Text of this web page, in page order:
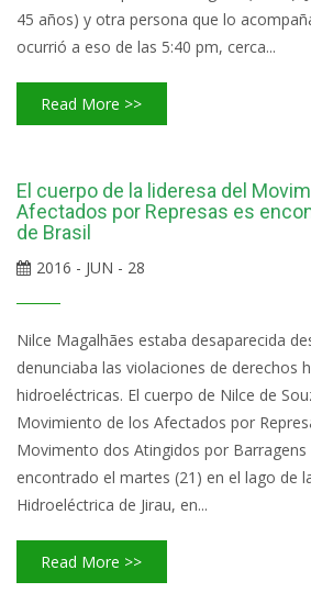
45 años) y otra persona que lo
ocurrió a eso de las 5:40 pm, cerca...
Read More >>
El cuerpo de la lideresa del
Afectados por Represas es
de Brasil
2016 - JUN - 28
Nilce Magalhães estaba desaparecida
denunciaba las violaciones de derechos
hidroeléctricas. El cuerpo de Nilce de
Movimiento de los Afectados por
Movimento dos Atingidos por Barragens
encontrado el martes (21) en el lago de
Hidroeléctrica de Jirau, en...
Read More >>